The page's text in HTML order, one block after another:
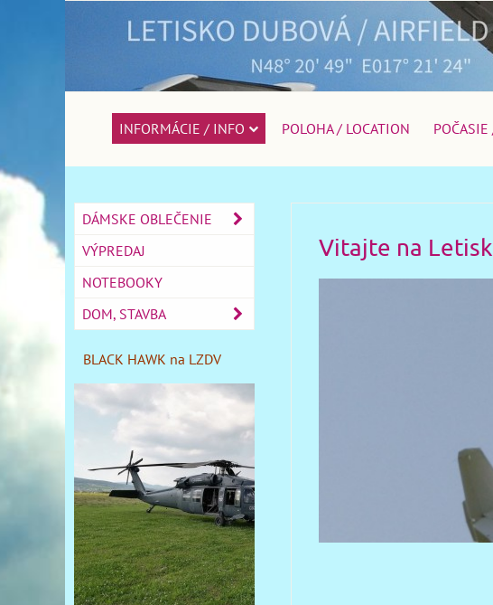
INFORMÁCIE / INFO POLOHA / LOCATION
Vitajte na
DÁMSKE OBLEČENIE
VÝPREDAJ
NOTEBOOKY
DOM, STAVBA
BLACK HAWK na LZDV